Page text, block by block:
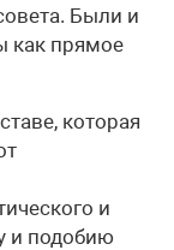
Были и
как прямое
которая
и
и подобию